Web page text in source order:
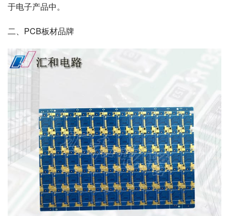
于电子产品中。
二、PCB板材品牌